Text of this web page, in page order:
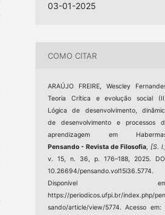
03-01-2025
COMO CITAR
ARAÚJO FREIRE, Wescley
Teoria Crítica e evolução social
Lógica de desenvolvimento,
de desenvolvimento e processos
aprendizagem em
Pensando - Revista de Filosofia, [S.
v. 15, n. 36, p. 176–188, 2025.
10.26694/pensando.vol15i36.5774.
Disponível
https://periodicos.ufpi.br/index.php/pen
sando/article/view/5774. Acesso em: